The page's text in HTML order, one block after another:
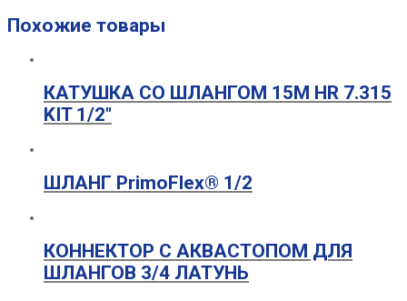
Похожие товары
КАТУШКА СО ШЛАНГОМ 15М HR 7.315
KIT 1/2″
ШЛАНГ PrimoFlex® 1/2
КОННЕКТОР С АКВАСТОПОМ ДЛЯ
ШЛАНГОВ 3/4 ЛАТУНЬ